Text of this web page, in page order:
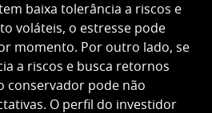
baixa tolerância a riscos e
voláteis, o estresse pode
momento. Por outro lado, se
a riscos e busca retornos
conservador pode não
O perfil do investidor